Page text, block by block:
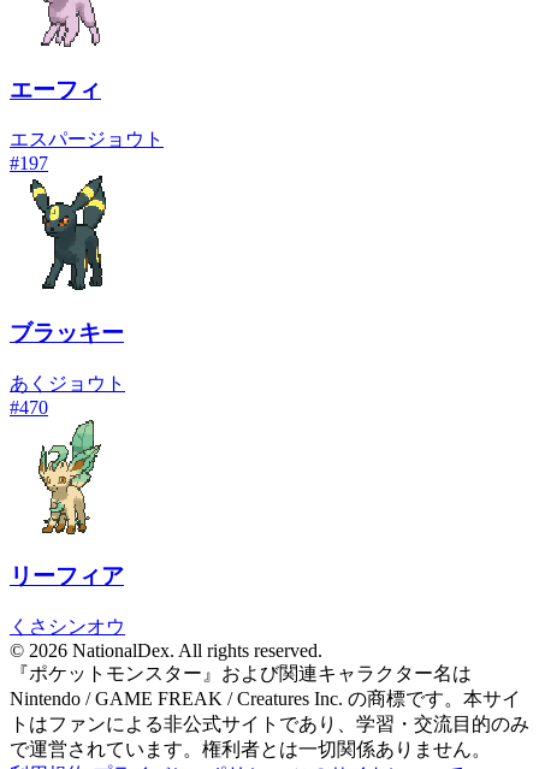
エーフィ
エスパージョウト
#197
ブラッキー
あく ジョウト
#470
リーフィア
くさ シンオウ
© 2026 NationalDex. All rights reserved.
『ポケットモンスター』および関連キャラクター名は
Nintendo / GAME FREAK / Creatures Inc. の商標です。本サイ
トはファンによる非公式サイトであり、学習・交流目的のみ
で運営されています。権利者とは一切関係ありません。